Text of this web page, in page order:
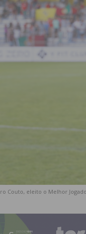
Couto, eleito o Melhor